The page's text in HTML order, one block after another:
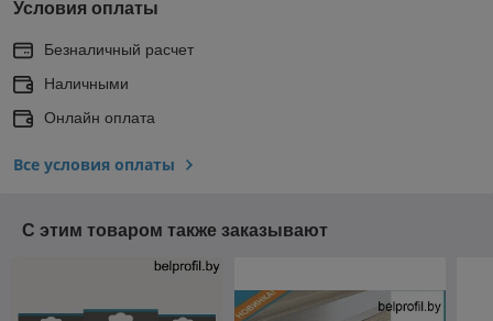
Условия оплаты
Безналичный расчет
Наличными
Онлайн оплата
Все условия оплаты
С этим товаром также заказывают